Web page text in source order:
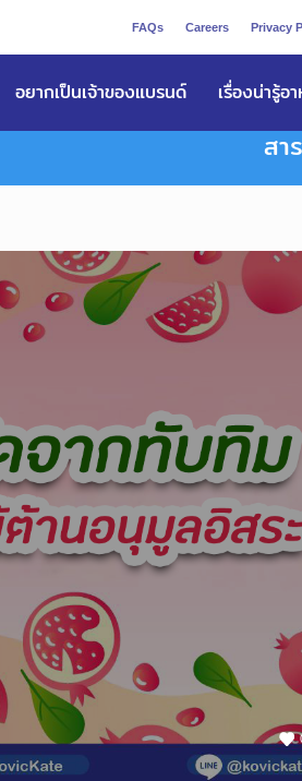
FAQs Careers Privacy
อยากเป็นเจ้าของแบรนด์ เรื่องน่ารู้อ
สา